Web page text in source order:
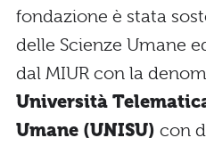
fondazione è stata
delle Scienze Umane
dal MIUR con la
Università
Umane (UNISU) con